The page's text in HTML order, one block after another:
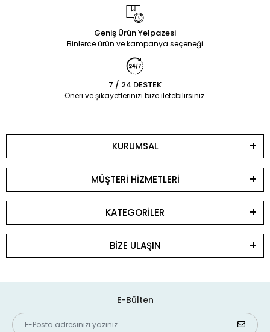
Geniş Ürün Yelpazesi
Binlerce ürün ve kampanya seçeneği
7 / 24 DESTEK
Öneri ve şikayetlerinizi bize iletebilirsiniz.
KURUMSAL
MÜŞTERİ HİZMETLERİ
KATEGORİLER
BİZE ULAŞIN
E-Bülten